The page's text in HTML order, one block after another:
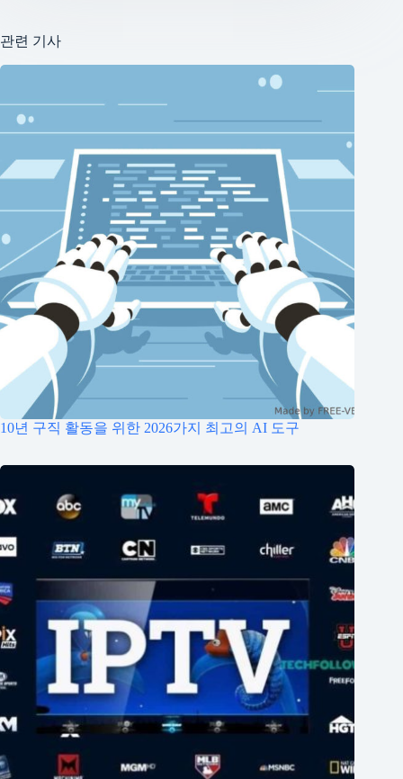
관련 기사
10년 구직 활동을 위한 2026가지 최고의 AI 도구